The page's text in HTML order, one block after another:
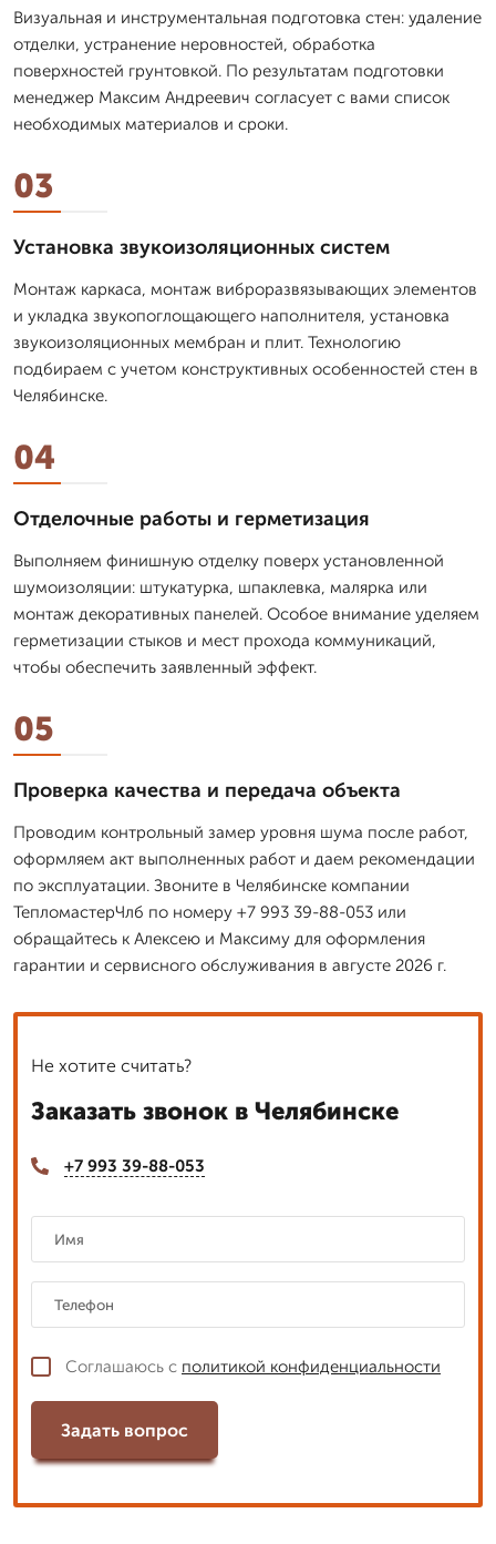
Визуальная и инструментальная подготовка стен: удаление
отделки, устранение неровностей, обработка
поверхностей грунтовкой. По результатам подготовки
менеджер Максим Андреевич согласует с вами список
необходимых материалов и сроки.
03
Установка звукоизоляционных систем
Монтаж каркаса, монтаж виброразвязывающих элементов
и укладка звукопоглощающего наполнителя, установка
звукоизоляционных мембран и плит. Технологию
подбираем с учетом конструктивных особенностей стен в
Челябинске.
04
Отделочные работы и герметизация
Выполняем финишную отделку поверх установленной
шумоизоляции: штукатурка, шпаклевка, малярка или
монтаж декоративных панелей. Особое внимание уделяем
герметизации стыков и мест прохода коммуникаций,
чтобы обеспечить заявленный эффект.
05
Проверка качества и передача объекта
Проводим контрольный замер уровня шума после работ,
оформляем акт выполненных работ и даем рекомендации
по эксплуатации. Звоните в Челябинске компании
ТепломастерЧлб по номеру +7 993 39-88-053 или
обращайтесь к Алексею и Максиму для оформления
гарантии и сервисного обслуживания в августе 2026 г.
Не хотите считать?
Заказать звонок в Челябинске
+7 993 39-88-053
Соглашаюсь с политикой конфиденциальности
Задать вопрос